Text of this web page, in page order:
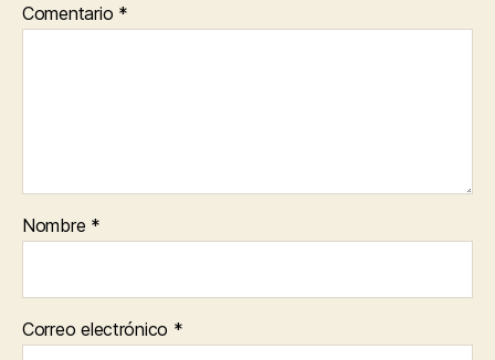
Comentario *
Nombre *
Correo electrónico *